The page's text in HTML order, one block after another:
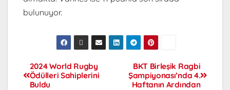
bulunuyor.
BKT Birleşik Ragbi
Şampiyonası’nda 4.
Haftanın Ardından
2024 World Rugby
Ödülleri Sahiplerini
Buldu